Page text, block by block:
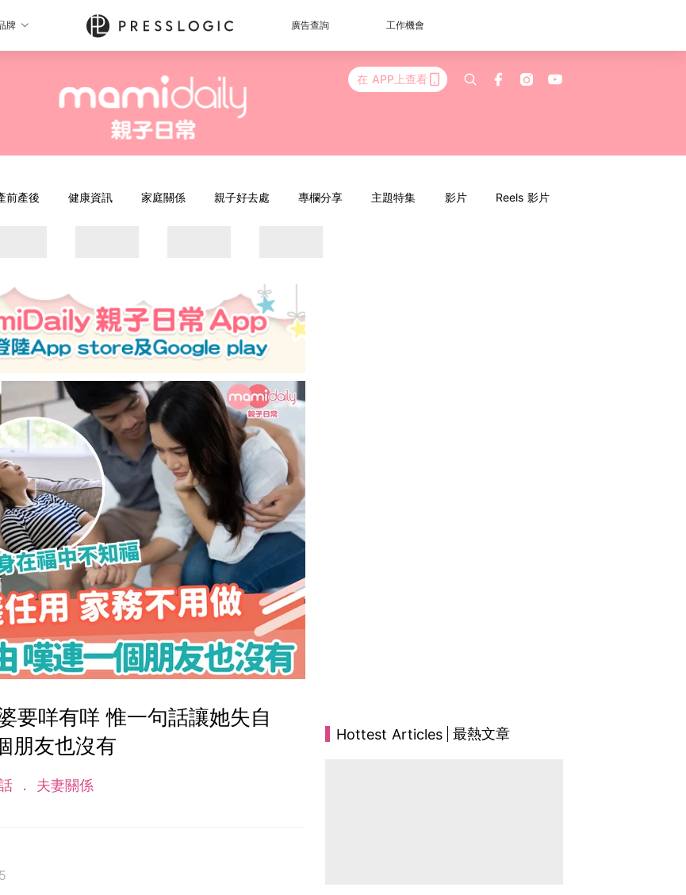
牌 廣告查詢 工作機會
在 APP上查看
前產後 健康資訊 家庭關係 親子好去處 專欄分享 主題特集 影片 Reels 影片
要咩有咩 惟一句話讓她失自
朋友也沒有
夫妻關係
Hottest Articles 最熱文章